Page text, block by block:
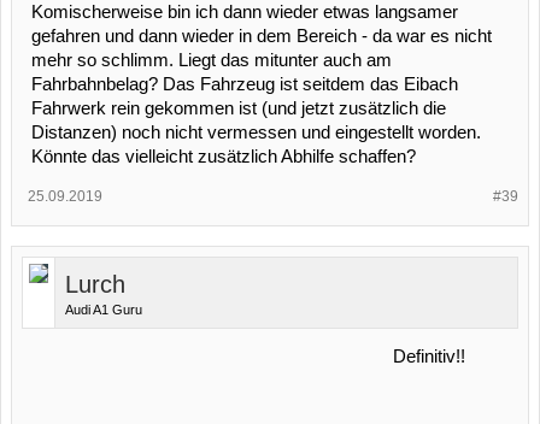
Komischerweise bin ich dann wieder etwas langsamer
gefahren und dann wieder in dem Bereich - da war es nicht
mehr so schlimm. Liegt das mitunter auch am
Fahrbahnbelag? Das Fahrzeug ist seitdem das Eibach
Fahrwerk rein gekommen ist (und jetzt zusätzlich die
Distanzen) noch nicht vermessen und eingestellt worden.
Könnte das vielleicht zusätzlich Abhilfe schaffen?
#39
25.09.2019
Lurch
Audi A1 Guru
Definitiv!!